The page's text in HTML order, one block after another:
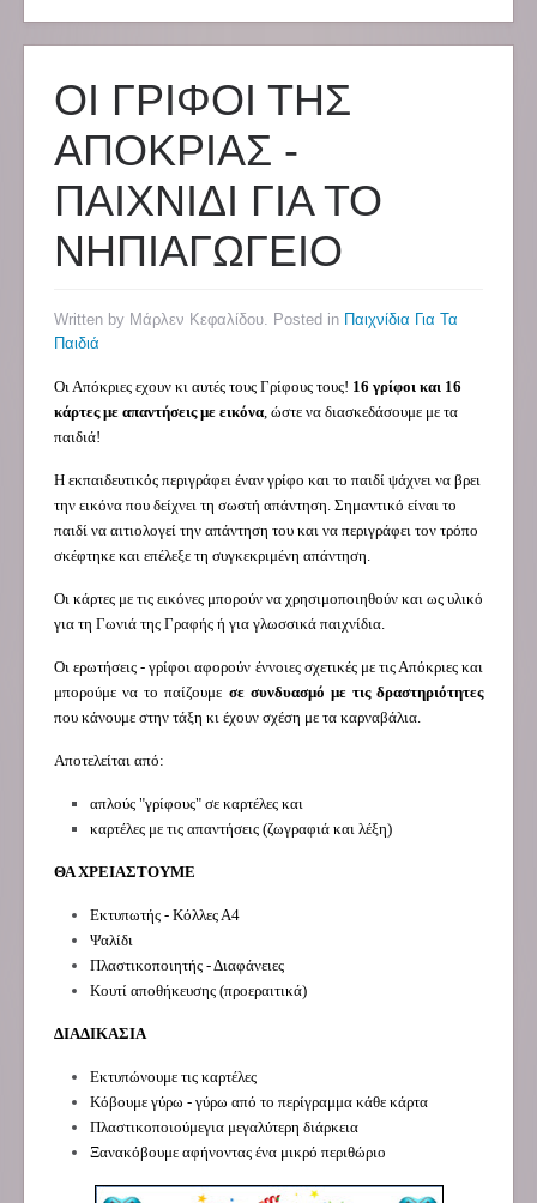
ΟΙ ΓΡΙΦΟΙ ΤΗΣ
ΑΠΟΚΡΙΑΣ -
ΠΑΙΧΝΙΔΙ ΓΙΑ ΤΟ
ΝΗΠΙΑΓΩΓΕΙΟ
Written by Μάρλεν Κεφαλίδου. Posted in Παιχνίδια Για Τα
Παιδιά
Οι Απόκριες εχουν κι αυτές τους Γρίφους τους! 16 γρίφοι και 16
κάρτες με απαντήσεις με εικόνα, ώστε να διασκεδάσουμε με τα
παιδιά!
Η εκπαιδευτικός περιγράφει έναν γρίφο και το παιδί ψάχνει να βρει
την εικόνα που δείχνει τη σωστή απάντηση. Σημαντικό είναι το
παιδί να αιτιολογεί την απάντηση του και να περιγράφει τον τρόπο
σκέφτηκε και επέλεξε τη συγκεκριμένη απάντηση.
Οι κάρτες με τις εικόνες μπορούν να χρησιμοποιηθούν και ως υλικό
για τη Γωνιά της Γραφής ή για γλωσσικά παιχνίδια.
Οι ερωτήσεις - γρίφοι αφορούν έννοιες σχετικές με τις Απόκριες και
μπορούμε να το παίζουμε σε συνδυασμό με τις δραστηριότητες
που κάνουμε στην τάξη κι έχουν σχέση με τα καρναβάλια.
Αποτελείται από:
απλούς "γρίφους" σε καρτέλες και
καρτέλες με τις απαντήσεις (ζωγραφιά και λέξη)
ΘΑ ΧΡΕΙΑΣΤΟΥΜΕ
Εκτυπωτής - Κόλλες Α4
Ψαλίδι
Πλαστικοποιητής - Διαφάνειες
Κουτί αποθήκευσης (προεραιτικά)
ΔΙΑΔΙΚΑΣΙΑ
Εκτυπώνουμε τις καρτέλες
Κόβουμε γύρω - γύρω από το περίγραμμα κάθε κάρτα
Πλαστικοποιούμεγια μεγαλύτερη διάρκεια
Ξανακόβουμε αφήνοντας ένα μικρό περιθώριο